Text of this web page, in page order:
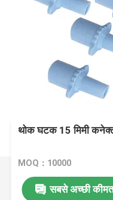
थोक घटक 15 मिमी
MOQ：10000
सबसे अच्छी